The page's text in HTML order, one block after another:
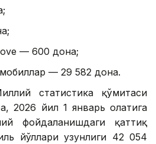
— 600 дона;
— 29 582 дона.
статистика қўмитаси
2026 йил 1 январь ҳолатига
фойдаланишдаги қаттиқ
йўллари узунлиги 42 054